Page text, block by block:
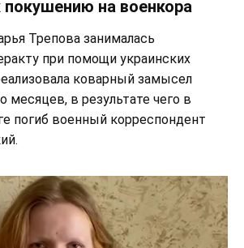
покушению на военкора
Трепова занималась
при помощи украинских
коварный замысел
месяцев, в результате чего в
погиб военный корреспондент